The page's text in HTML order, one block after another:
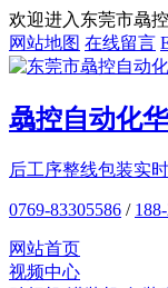
欢迎进入东莞市骉
网站地图 在线留言
骉控自动化
后工序整线包装实
0769-83305586 /
网站首页
视频中心